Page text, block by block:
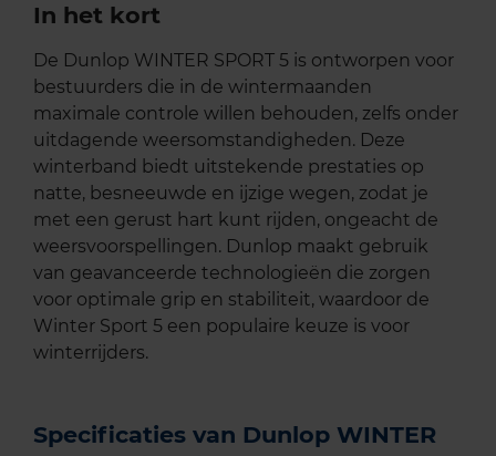
In het kort
De Dunlop WINTER SPORT 5 is ontworpen voor
bestuurders die in de wintermaanden
maximale controle willen behouden, zelfs onder
uitdagende weersomstandigheden. Deze
winterband biedt uitstekende prestaties op
natte, besneeuwde en ijzige wegen, zodat je
met een gerust hart kunt rijden, ongeacht de
weersvoorspellingen. Dunlop maakt gebruik
van geavanceerde technologieën die zorgen
voor optimale grip en stabiliteit, waardoor de
Winter Sport 5 een populaire keuze is voor
winterrijders.
Specificaties van Dunlop WINTER